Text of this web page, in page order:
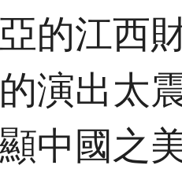
的江西
演出太
中國之